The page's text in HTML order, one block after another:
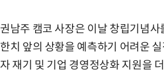
권남주 캠코 사장은 이날 창립기념
한치 앞의 상황을 예측하기 어려운
자 재기 및 기업 경영정상화 지원을